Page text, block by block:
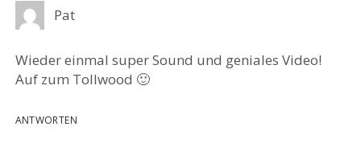
Pat
Wieder einmal super Sound und geniales Video!
Auf zum Tollwood 🙂
ANTWORTEN